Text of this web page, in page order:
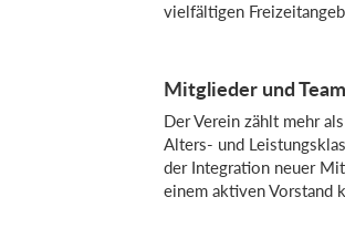
vielfältigen
Mitglieder und
Der Verein zählt mehr
Alters- und
der Integration neuer
einem aktiven Vorstand